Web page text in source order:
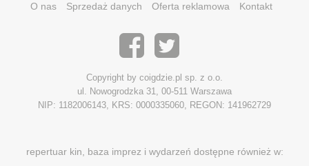
O nas Sprzedaż danych Oferta reklamowa Kontakt
Copyright by coigdzie.pl sp. z o.o.
ul. Nowogrodzka 31, 00-511 Warszawa
NIP: 1182006143, KRS: 0000335060, REGON: 141962729
repertuar kin, baza imprez i wydarzeń dostępne również w: